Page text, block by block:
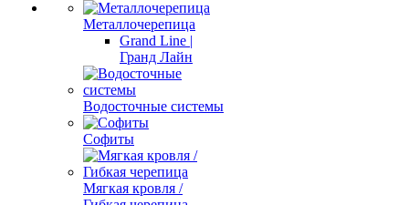
Металлочерепица
Grand Line |
Гранд Лайн
Водосточные системы
Софиты
Мягкая кровля /